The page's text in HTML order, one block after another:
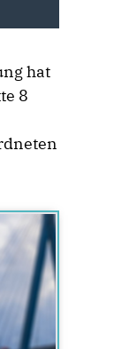
hat
8